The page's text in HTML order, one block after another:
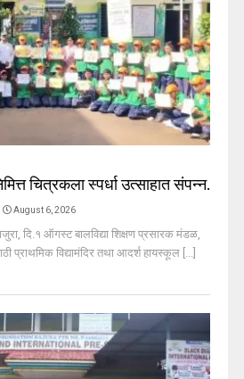
चित्रकला स्पर्धा उत्साहात संपन्न.
August 6, 2026
दि.१ ऑगस्ट बालविद्या शिक्षण प्रसारक मंडळ,
प्राथमिक विद्यामंदिर तथा आदर्श हायस्कूल [...]